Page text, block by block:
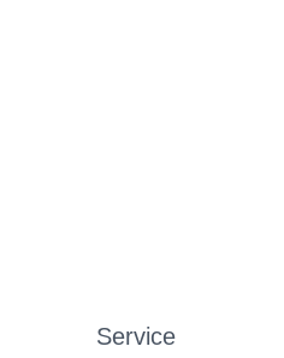
Service